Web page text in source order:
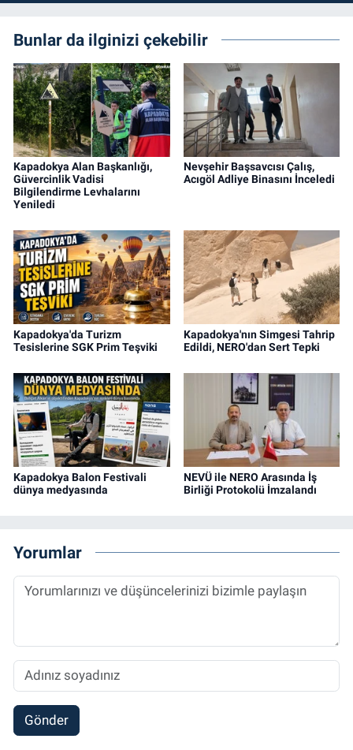
Bunlar da ilginizi çekebilir
Kapadokya Alan Başkanlığı,
Güvercinlik Vadisi
Bilgilendirme Levhalarını
Yeniledi
Nevşehir Başsavcısı Çalış,
Acıgöl Adliye Binasını İnceledi
Kapadokya'da Turizm
Tesislerine SGK Prim Teşviki
Kapadokya'nın Simgesi Tahrip
Edildi, NERO'dan Sert Tepki
Kapadokya Balon Festivali
dünya medyasında
NEVÜ ile NERO Arasında İş
Birliği Protokolü İmzalandı
Yorumlar
Gönder